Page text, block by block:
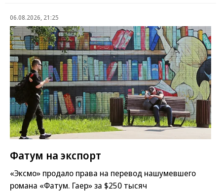
06.08.2026, 21:25
Фатум на экспорт
«Эксмо» продало права на перевод нашумевшего
романа «Фатум. Гаер» за $250 тысяч